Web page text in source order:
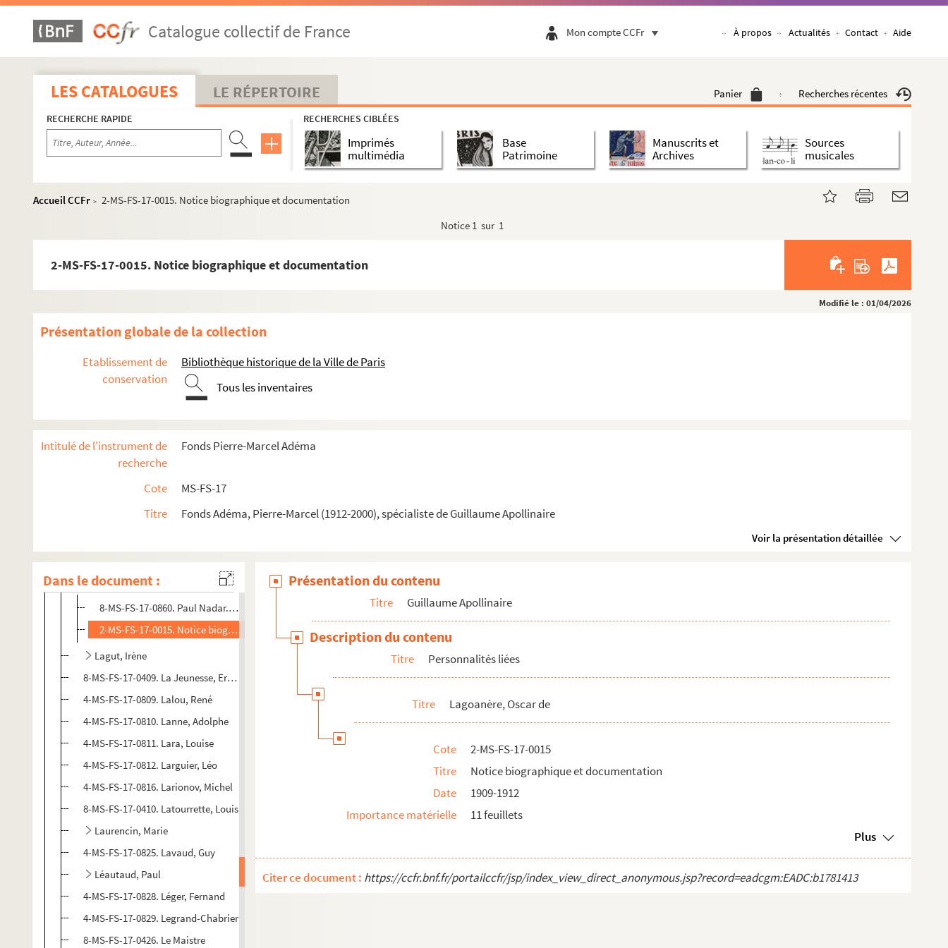
Catalogue collectif de France Mon compte CCFr À propos Actualités Contact Aide
LES CATALOGUES LE RÉPERTOIRE Panier Recherches récentes
RECHERCHE RAPIDE RECHERCHES CIBLÉES
Imprimés
multimédia
Base
Patrimoine
Manuscrits et
Archives
Sources
musicales
Accueil CCFr > 2-MS-FS-17-0015. Notice biographique et documentation
Notice 1 sur 1
2-MS-FS-17-0015. Notice biographique et documentation
Modifié le : 01/04/2026
Présentation globale de la collection
Etablissement de
conservation
Bibliothèque historique de la Ville de Paris
Tous les inventaires
Intitulé de l'instrument de
recherche
Fonds Pierre-Marcel Adéma
Cote
MS-FS-17
Titre
Fonds Adéma, Pierre-Marcel (1912-2000), spécialiste de Guillaume Apollinaire
Voir la présentation détaillée
Dans le document :
8-MS-FS-17-0390. Hourcade, Olivier
8-MS-FS-17-0391. Hugo, Valentine
8-MS-FS-17-0392. Huidobro, Vicente
8-MS-FS-17-0393. Humbert, Jeanne
4-MS-FS-17-0787. Iribe, Paul
Jacob, Max
4-MS-FS-17-0796. Jordens, Jules Gérard
8-MS-FS-17-0398. Junoy, Josep Maria
8-MS-FS-17-0402. Karl, Roger
4-MS-FS-17-0799. Karsavina, Tamara
4-MS-FS-17-0800. Kisling, Moïse
Koklova, Olga
4-MS-FS-17-0801. Konitza, Faïk
4-MS-FS-17-0804. Lacaze-Duthiers, Gérard de
Laforge, Emma
4-MS-FS-17-0805. La Fresnaye, Roger de
Lagoanère, Oscar de
8-MS-FS-17-0860. Paul Nadar. Portrait d'Oscar de Lagoanère, vers 1900
2-MS-FS-17-0015. Notice biographique et documentation
Lagut, Irène
8-MS-FS-17-0409. La Jeunesse, Ernest
4-MS-FS-17-0809. Lalou, René
4-MS-FS-17-0810. Lanne, Adolphe
4-MS-FS-17-0811. Lara, Louise
4-MS-FS-17-0812. Larguier, Léo
4-MS-FS-17-0816. Larionov, Michel
8-MS-FS-17-0410. Latourrette, Louis
Laurencin, Marie
4-MS-FS-17-0825. Lavaud, Guy
Léautaud, Paul
4-MS-FS-17-0828. Léger, Fernand
4-MS-FS-17-0829. Legrand-Chabrier
8-MS-FS-17-0426. Le Maistre
Présentation du contenu
Titre Guillaume Apollinaire
Description du contenu
Titre Personnalités liées
Titre Lagoanère, Oscar de
Cote
2-MS-FS-17-0015
Titre
Notice biographique et documentation
Date
1909-1912
Importance matérielle
11 feuillets
Plus
Citer ce document : https://ccfr.bnf.fr/portailccfr/jsp/index_view_direct_anonymous.jsp?record=eadcgm:EADC:b1781413